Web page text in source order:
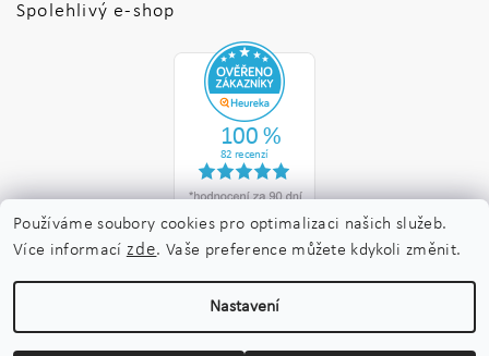
Spolehlivý e-shop
2026 ©Nakladatelství Maraton, všechna práva vyhrazenaUpravit nastavení
cookies
Používáme soubory cookies pro optimalizaci našich služeb.
Více informací zde. Vaše preference můžete kdykoli změnit.
Nastavení